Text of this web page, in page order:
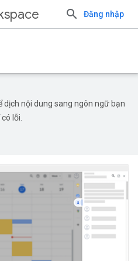
Đăng nhập
dịch nội dung sang ngôn ngữ bạn
lỗi.